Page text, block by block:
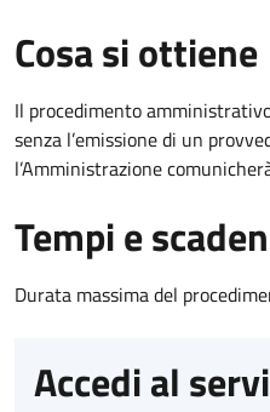
Cosa si ottiene
Il procedimento
senza l’emissione di un
l’Amministrazione
Tempi e
Durata massima del
Accedi al